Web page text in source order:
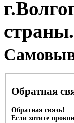
страны.
Обратная
Обратная связь!
Если хотите